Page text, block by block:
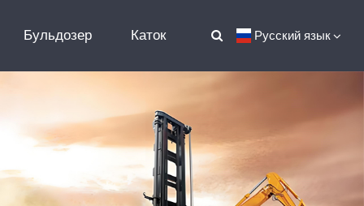
Русский язык
Бульдозер Каток